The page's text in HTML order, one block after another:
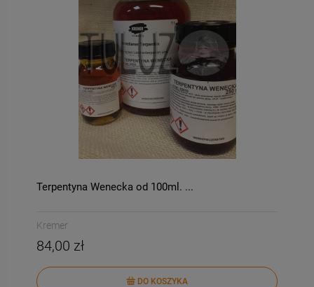
Terpentyna Wenecka od 100ml. ...
Kremer
84,00 zł
DO KOSZYKA